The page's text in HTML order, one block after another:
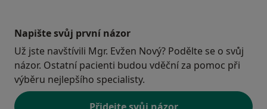
Napište svůj první názor
Už jste navštívili Mgr. Evžen Nový? Podělte se o svůj
názor. Ostatní pacienti budou vděční za pomoc při
výběru nejlepšího specialisty.